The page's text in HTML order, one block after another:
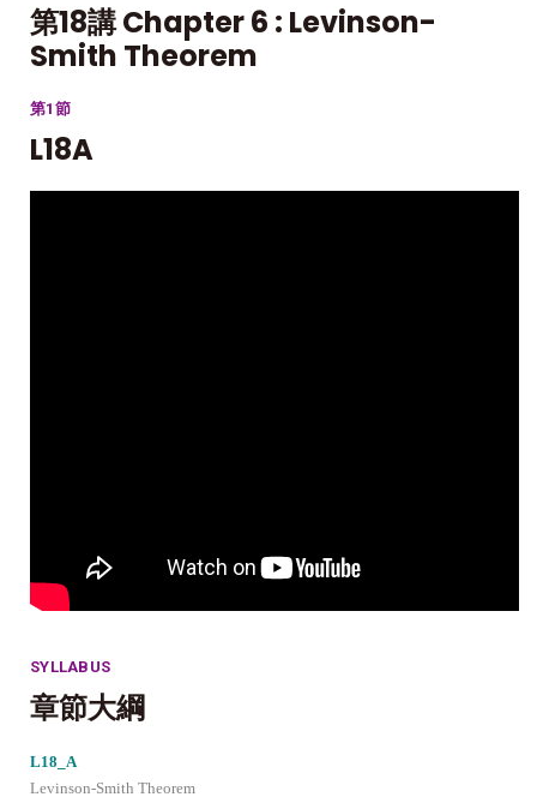
第18講 Chapter 6 : Levinson-
Smith Theorem
第1節
L18A
SYLLABUS
章節大綱
L18_A
Levinson-Smith Theorem